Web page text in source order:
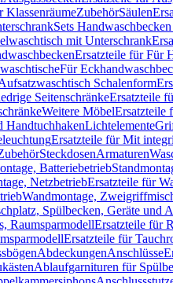
KlassenräumeZubehörSäulen
Sets
mit Unterschrank
Ersatzteile für Für
Für
Schalenform
SeitenschränkeErsatzteile
Weitere MöbelErsatzteile
HandtuchhakenLichtelemente
Ersatzteile für Mit
SteckdosenArmaturen
Batteriebetrieb
NetzbetriebErsatzteile für
Wandmontage,
Spülbecken, Geräte und
RaumsparmodellErsatzteile für
Ersatzteile für
AbdeckungenAnschlüsse
Ablaufgarnituren für